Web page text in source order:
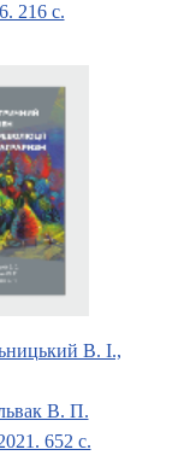
216 с.
В. І.,
В. П.
652 с.